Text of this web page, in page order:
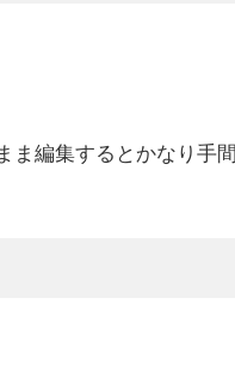
ま編集するとかなり手